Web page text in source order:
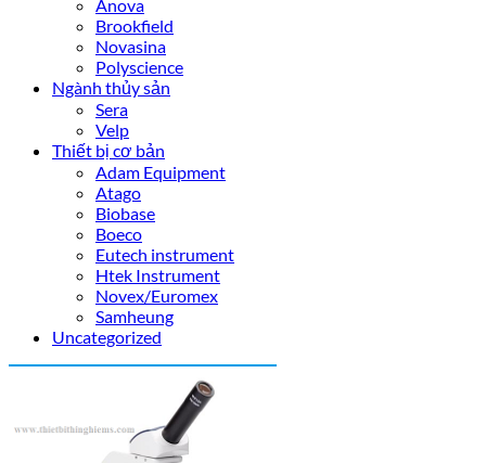
Anova
Brookfield
Novasina
Polyscience
Ngành thủy sản
Sera
Velp
Thiết bị cơ bản
Adam Equipment
Atago
Biobase
Boeco
Eutech instrument
Htek Instrument
Novex/Euromex
Samheung
Uncategorized